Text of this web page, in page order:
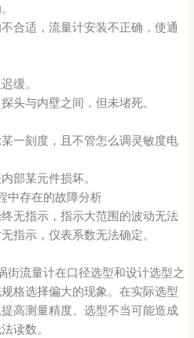
合适，流量计安装不正确，使通
缓。
头与内壁之间，但未堵死。
一刻度，且不管怎么调灵敏度电
部某元件损坏。
中存在的故障分析
无指示，指示大范围的波动无法
指示，仪表系数无法确定。
街流量计在口径选型和设计选型之
格选择偏大的现象。在实际选型
高测量精度。选型不当可能造成
读数。